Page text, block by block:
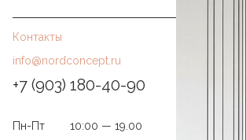
Контакты
info@nordconcept.ru
+7 (903) 180-40-90
Пн-Пт
10:00 — 19.00